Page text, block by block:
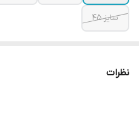
سایز ۴۵
نظرات